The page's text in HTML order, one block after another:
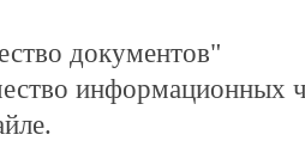
документов"
информационных